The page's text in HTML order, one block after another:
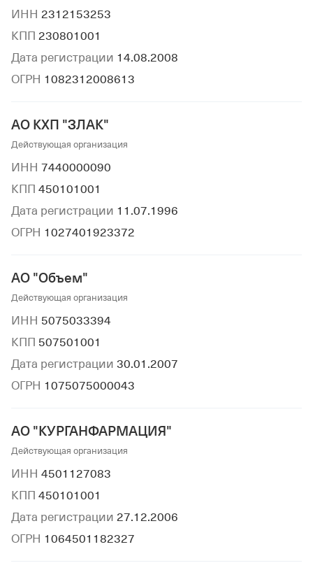
ИНН 2312153253
КПП 230801001
Дата регистрации 14.08.2008
ОГРН 1082312008613
АО КХП "ЗЛАК"
Действующая организация
ИНН 7440000090
КПП 450101001
Дата регистрации 11.07.1996
ОГРН 1027401923372
АО "Объем"
Действующая организация
ИНН 5075033394
КПП 507501001
Дата регистрации 30.01.2007
ОГРН 1075075000043
АО "КУРГАНФАРМАЦИЯ"
Действующая организация
ИНН 4501127083
КПП 450101001
Дата регистрации 27.12.2006
ОГРН 1064501182327